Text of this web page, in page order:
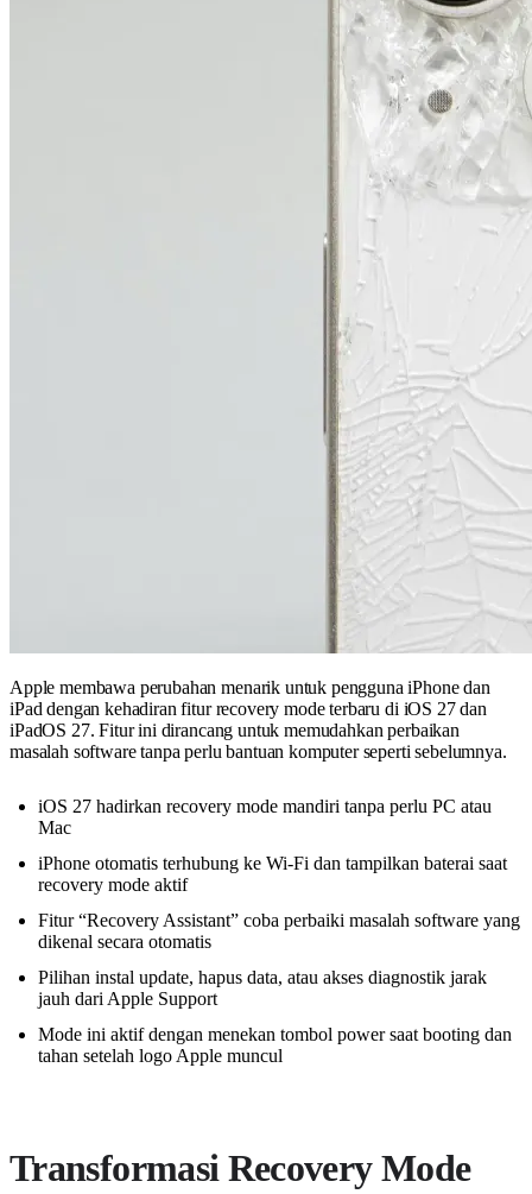
Apple membawa perubahan menarik untuk pengguna iPhone dan
iPad dengan kehadiran fitur recovery mode terbaru di iOS 27 dan
iPadOS 27. Fitur ini dirancang untuk memudahkan perbaikan
masalah software tanpa perlu bantuan komputer seperti sebelumnya.
iOS 27 hadirkan recovery mode mandiri tanpa perlu PC atau
Mac
iPhone otomatis terhubung ke Wi-Fi dan tampilkan baterai saat
recovery mode aktif
Fitur “Recovery Assistant” coba perbaiki masalah software yang
dikenal secara otomatis
Pilihan instal update, hapus data, atau akses diagnostik jarak
jauh dari Apple Support
Mode ini aktif dengan menekan tombol power saat booting dan
tahan setelah logo Apple muncul
Transformasi Recovery Mode